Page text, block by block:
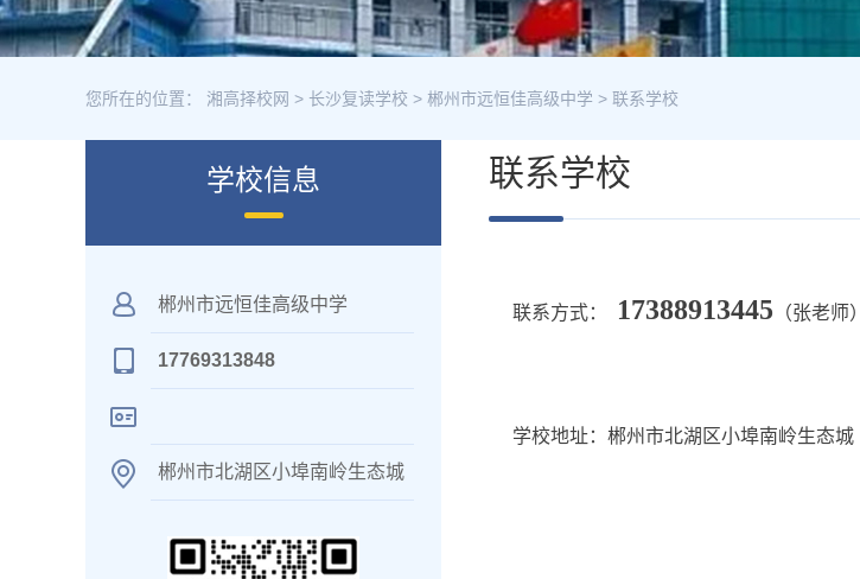
您所在的位置： 湘高择校网 > 长沙复读学校 > 郴州市远恒佳高级中学 > 联系学校
学校信息
郴州市远恒佳高级中学
17769313848
郴州市北湖区小埠南岭生态城
联系学校
联系方式： 17388913445 （张老师）
学校地址：郴州市北湖区小埠南岭生态城